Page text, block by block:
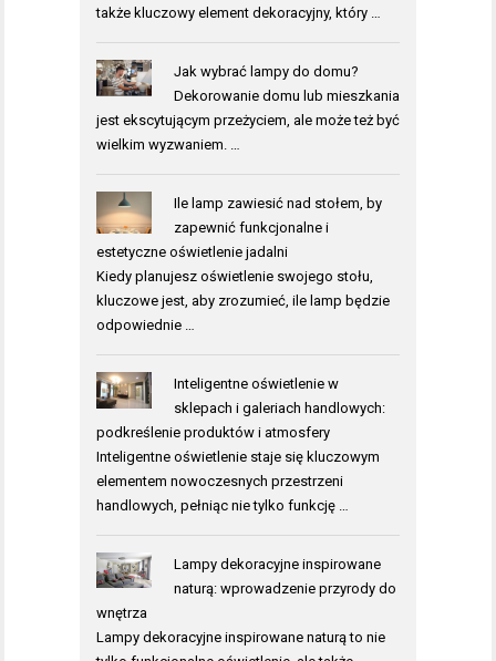
także kluczowy element dekoracyjny, który …
Jak wybrać lampy do domu?
Dekorowanie domu lub mieszkania
jest ekscytującym przeżyciem, ale może też być
wielkim wyzwaniem. …
Ile lamp zawiesić nad stołem, by
zapewnić funkcjonalne i
estetyczne oświetlenie jadalni
Kiedy planujesz oświetlenie swojego stołu,
kluczowe jest, aby zrozumieć, ile lamp będzie
odpowiednie …
Inteligentne oświetlenie w
sklepach i galeriach handlowych:
podkreślenie produktów i atmosfery
Inteligentne oświetlenie staje się kluczowym
elementem nowoczesnych przestrzeni
handlowych, pełniąc nie tylko funkcję …
Lampy dekoracyjne inspirowane
naturą: wprowadzenie przyrody do
wnętrza
Lampy dekoracyjne inspirowane naturą to nie